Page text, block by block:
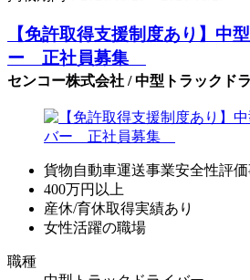
【免許取得支援制度あり】中
ー 正社員募集
センコー株式会社 / 中型トラックド
貨物自動車運送事業安全性評価
400万円以上
産休/育休取得実績あり
女性活躍の職場
職種